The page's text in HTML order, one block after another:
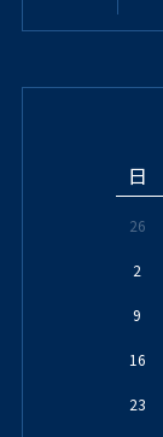
日
26
2
9
16
23